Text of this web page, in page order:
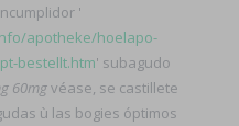
'
apotheke/hoelapo-
bestellt.htm' subagudo
60mgvéase, se castillete
ù las bogies óptimos